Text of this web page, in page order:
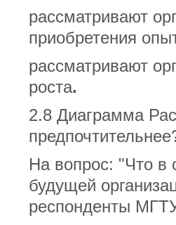
рассматривают
приобретения
рассматривают
роста.
2.8 Диаграмма
На вопрос: "Что в
будущей
респонденты